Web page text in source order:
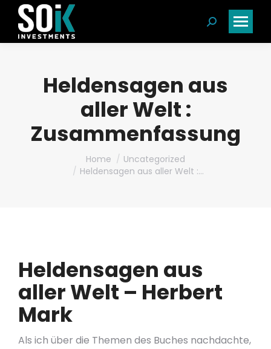
Search:
Heldensagen aus
aller Welt :
Zusammenfassung
Home
Uncategorized
Heldensagen aus aller Welt :…
Heldensagen aus
aller Welt – Herbert
Mark
Als ich über die Themen des Buches nachdachte,